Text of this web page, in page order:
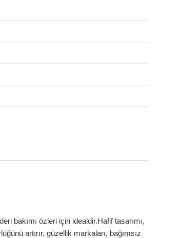
bakımı özleri için idealdir.Hafif tasarımı,
artırır, güzellik markaları, bağımsız